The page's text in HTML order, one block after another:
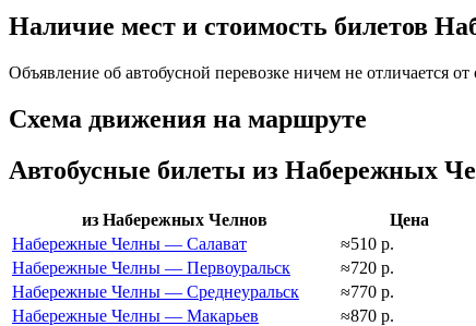
Наличие мест и стоимость билетов
Объявление об автобусной перевозке ничем не отличается
Схема движения на маршруте
Автобусные билеты из Набережных
из Набережных Челнов
Цена
Набережные Челны — Салават
≈510 р.
Набережные Челны — Первоуральск
≈720 р.
Набережные Челны — Среднеуральск
≈770 р.
Набережные Челны — Макарьев
≈870 р.